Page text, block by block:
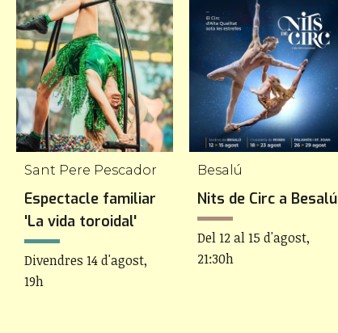
Sant Pere Pescador
Espectacle familiar
'La vida toroidal'
Divendres 14 d'agost,
19h
Besalú
Nits de Circ a Besalú
Del 12 al 15 d'agost,
21:30h